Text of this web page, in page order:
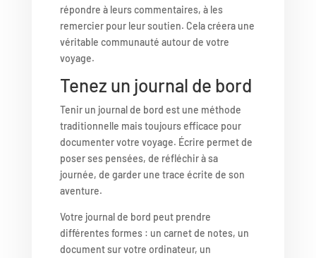
répondre à leurs commentaires, à les
remercier pour leur soutien. Cela créera une
véritable communauté autour de votre
voyage.
Tenez un journal de bord
Tenir un journal de bord est une méthode
traditionnelle mais toujours efficace pour
documenter votre voyage. Écrire permet de
poser ses pensées, de réfléchir à sa
journée, de garder une trace écrite de son
aventure.
Votre journal de bord peut prendre
différentes formes : un carnet de notes, un
document sur votre ordinateur, un